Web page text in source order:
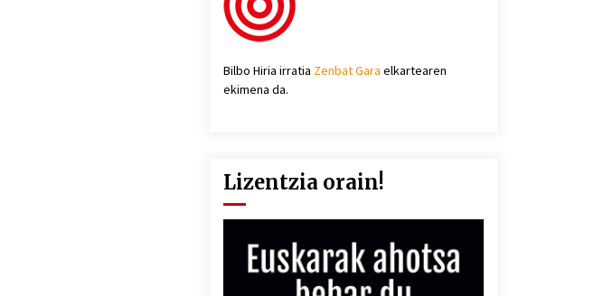
Bilbo Hiria irratia Zenbat Gara elkartearen
ekimena da.
Lizentzia orain!